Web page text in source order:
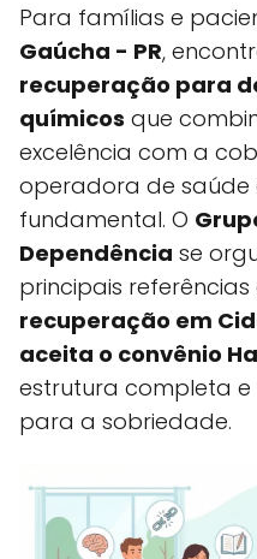
Para famílias e
Gaúcha - PR,
recuperação para
químicos que
excelência com a
operadora de saúde
fundamental. O
Dependência se
principais
recuperação em
aceita o convênio
estrutura completa
para a sobriedade.